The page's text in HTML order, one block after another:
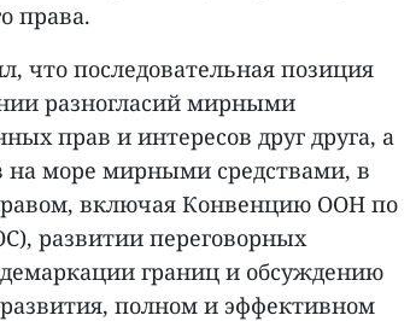
права.
что последовательная позиция
разногласий мирными
прав и интересов друг друга, а
на море мирными средствами, в
включая Конвенцию ООН по
развитии переговорных
границ и обсуждению
полном и эффективном